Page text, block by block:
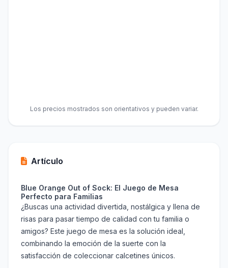
Los precios mostrados son orientativos y pueden variar.
Artículo
Blue Orange Out of Sock: El Juego de Mesa
Perfecto para Familias
¿Buscas una actividad divertida, nostálgica y llena de
risas para pasar tiempo de calidad con tu familia o
amigos? Este juego de mesa es la solución ideal,
combinando la emoción de la suerte con la
satisfacción de coleccionar calcetines únicos.